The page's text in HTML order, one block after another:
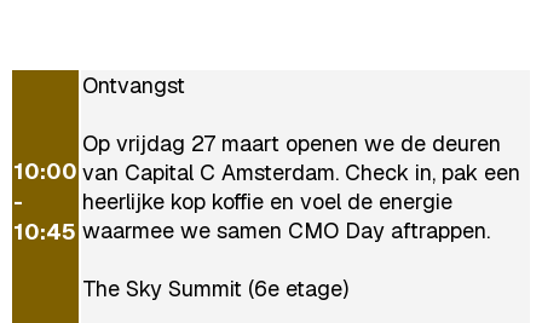
10:00
-
10:45
Ontvangst
Op vrijdag 27 maart openen we de deuren
van Capital C Amsterdam. Check in, pak een
heerlijke kop koffie en voel de energie
waarmee we samen CMO Day aftrappen.
The Sky Summit (6e etage)